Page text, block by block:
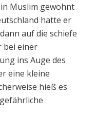
Muslim gewohnt
hatte er
auf die schiefe
bei einer
ins Auge des
eine kleine
hieß es